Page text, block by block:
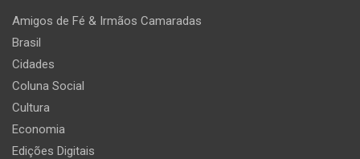
Amigos de Fé & Irmãos Camaradas
Brasil
Cidades
Coluna Social
Cultura
Economia
Edições Digitais